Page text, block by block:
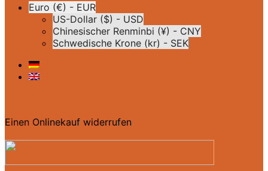
Euro (€) - EUR
US-Dollar ($) - USD
Chinesischer Renminbi (¥) - CNY
Schwedische Krone (kr) - SEK
Einen Onlinekauf widerrufen